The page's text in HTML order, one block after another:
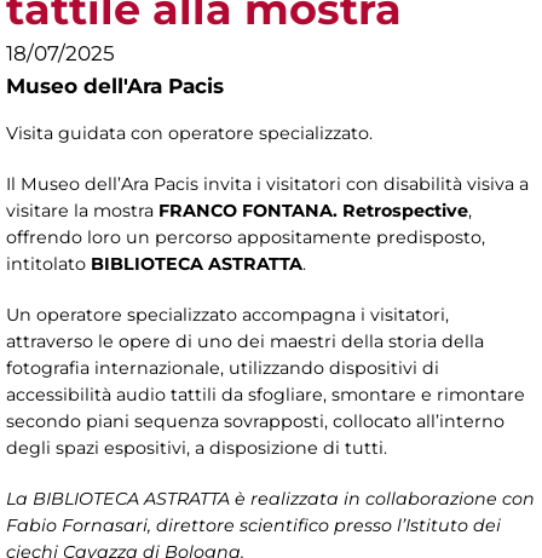
18/07/2025
Museo dell'Ara Pacis
Visita guidata con operatore specializzato.
Il Museo dell’Ara Pacis invita i visitatori con disabilità visiva a
visitare la mostra FRANCO FONTANA. Retrospective,
offrendo loro un percorso appositamente predisposto,
intitolato BIBLIOTECA ASTRATTA.
Un operatore specializzato accompagna i visitatori,
attraverso le opere di uno dei maestri della storia della
fotografia internazionale, utilizzando dispositivi di
accessibilità audio tattili da sfogliare, smontare e rimontare
secondo piani sequenza sovrapposti, collocato all’interno
degli spazi espositivi, a disposizione di tutti.
La BIBLIOTECA ASTRATTA è realizzata in collaborazione con
Fabio Fornasari, direttore scientifico presso l’Istituto dei
ciechi Cavazza di Bologna.